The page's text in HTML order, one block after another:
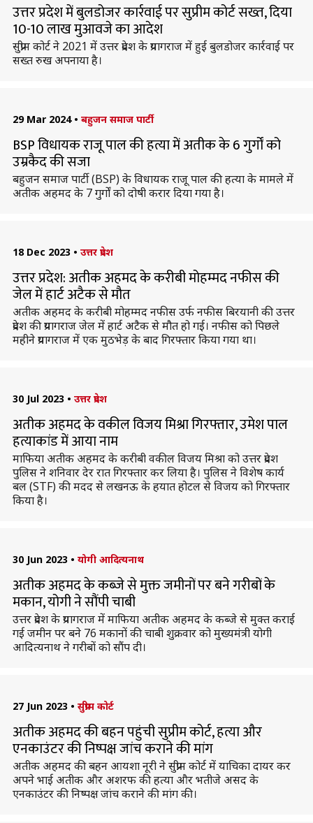
उत्तर प्रदेश में बुलडोजर कार्रवाई पर सुप्रीम कोर्ट सख्त, दिया
10-10 लाख मुआवजे का आदेश
सुप्रीम कोर्ट ने 2021 में उत्तर प्रदेश के प्रयागराज में हुई बुलडोजर कार्रवाई पर
सख्त रुख अपनाया है।
29 Mar 2024 • बहुजन समाज पार्टी
BSP विधायक राजू पाल की हत्या में अतीक के 6 गुर्गों को
उम्रकैद की सजा
बहुजन समाज पार्टी (BSP) के विधायक राजू पाल की हत्या के मामले में
अतीक अहमद के 7 गुर्गों को दोषी करार दिया गया है।
18 Dec 2023 • उत्तर प्रदेश
उत्तर प्रदेश: अतीक अहमद के करीबी मोहम्मद नफीस की
जेल में हार्ट अटैक से मौत
अतीक अहमद के करीबी मोहम्मद नफीस उर्फ नफीस बिरयानी की उत्तर
प्रदेश की प्रयागराज जेल में हार्ट अटैक से मौत हो गई। नफीस को पिछले
महीने प्रयागराज में एक मुठभेड़ के बाद गिरफ्तार किया गया था।
30 Jul 2023 • उत्तर प्रदेश
अतीक अहमद के वकील विजय मिश्रा गिरफ्तार, उमेश पाल
हत्याकांड में आया नाम
माफिया अतीक अहमद के करीबी वकील विजय मिश्रा को उत्तर प्रदेश
पुलिस ने शनिवार देर रात गिरफ्तार कर लिया है। पुलिस ने विशेष कार्य
बल (STF) की मदद से लखनऊ के हयात होटल से विजय को गिरफ्तार
किया है।
30 Jun 2023 • योगी आदित्यनाथ
अतीक अहमद के कब्जे से मुक्त जमीनों पर बने गरीबों के
मकान, योगी ने सौंपी चाबी
उत्तर प्रदेश के प्रयागराज में माफिया अतीक अहमद के कब्जे से मुक्त कराई
गई जमीन पर बने 76 मकानों की चाबी शुक्रवार को मुख्यमंत्री योगी
आदित्यनाथ ने गरीबों को सौंप दी।
27 Jun 2023 • सुप्रीम कोर्ट
अतीक अहमद की बहन पहुंची सुप्रीम कोर्ट, हत्या और
एनकाउंटर की निष्पक्ष जांच कराने की मांग
अतीक अहमद की बहन आयशा नूरी ने सुप्रीम कोर्ट में याचिका दायर कर
अपने भाई अतीक और अशरफ की हत्या और भतीजे असद के
एनकाउंटर की निष्पक्ष जांच कराने की मांग की।